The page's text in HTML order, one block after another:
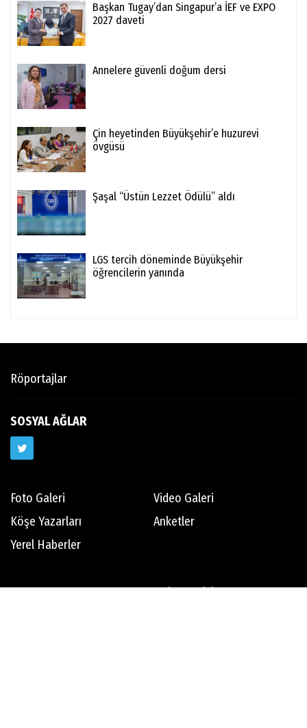
Başkan Tugay’dan Singapur’a İEF ve EXPO
2027 daveti
Annelere güvenli doğum dersi
Çin heyetinden Büyükşehir’e huzurevi
övgüsü
Şaşal “Üstün Lezzet Ödülü” aldı
LGS tercih döneminde Büyükşehir
öğrencilerin yanında
Röportajlar
SOSYAL AĞLAR
Foto Galeri
Video Galeri
Köşe Yazarları
Anketler
Yerel Haberler
Hava Durumu
Haber Arşivi